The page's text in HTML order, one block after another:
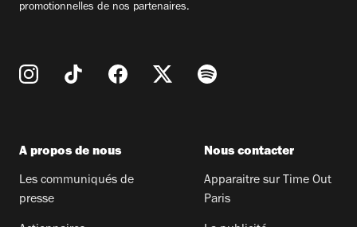
promotionnelles de nos partenaires.
A propos de nous
Les communiqués de
presse
Nous contacter
Apparaitre sur Time Out
Paris